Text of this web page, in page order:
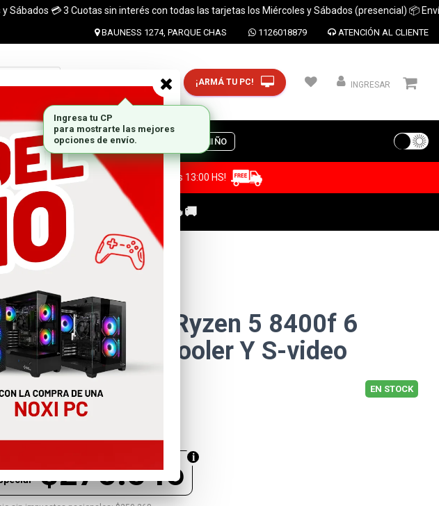
💳 3 Cuotas sin interés con todas las tarjetas los Miércoles y Sábados (presencial) 📦 Envíos a
BAUNESS 1274, PARQUE CHAS 1126018879 ATENCIÓN AL CLIENTE
Ingresar CP y ciudad ¡ARMÁ TU PC! INGRESAR
DE VIDEO MARCAS DIA DEL NIÑO
Acreditando tu compra antes de las 13:00 HS!
COMPRA DE UNA PC GAMER🔥🚚
Amd Ryzen 5 8400f 6
Am5 C-cooler Y S-video
EN STOCK
$276.546
Precio